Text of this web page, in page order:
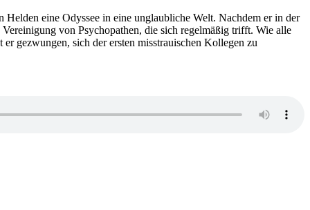
eine Odyssee in eine unglaubliche Welt. Nachdem er in der
von Psychopathen, die sich regelmäßig trifft. Wie alle
gezwungen, sich der ersten misstrauischen Kollegen zu